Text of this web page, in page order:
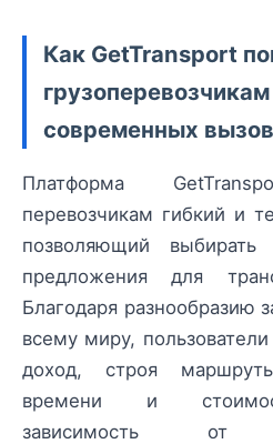
Как GetTransport
современных
Платформа
перевозчикам гибкий и
позволяющий выбирать
предложения для
Благодаря разнообразию
всему миру,
доход, строя
времени и
зависимость от